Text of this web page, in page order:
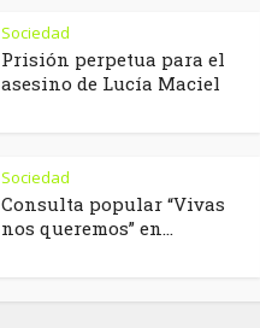
Sociedad
Prisión perpetua para el
asesino de Lucía Maciel
Sociedad
Consulta popular “Vivas
nos queremos” en...